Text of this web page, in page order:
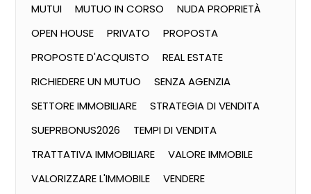
MUTUI
MUTUO IN CORSO
NUDA PROPRIETÀ
OPEN HOUSE
PRIVATO
PROPOSTA
PROPOSTE D'ACQUISTO
REAL ESTATE
RICHIEDERE UN MUTUO
SENZA AGENZIA
SETTORE IMMOBILIARE
STRATEGIA DI VENDITA
SUEPRBONUS2026
TEMPI DI VENDITA
TRATTATIVA IMMOBILIARE
VALORE IMMOBILE
VALORIZZARE L'IMMOBILE
VENDERE